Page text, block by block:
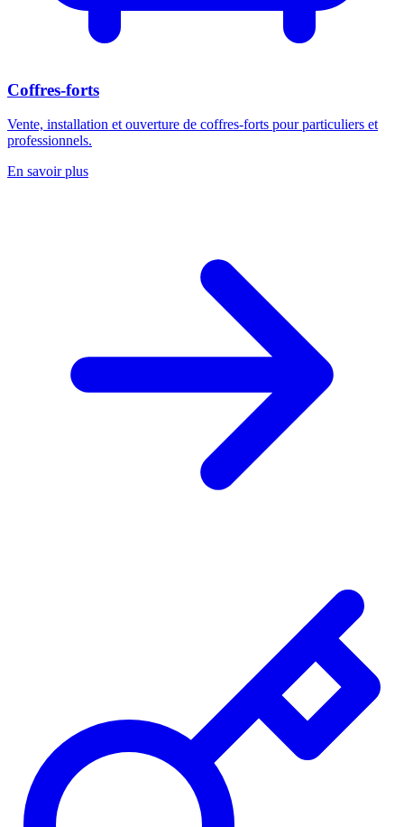
Coffres-forts
Vente, installation et ouverture de coffres-forts pour particuliers et
professionnels.
En savoir plus